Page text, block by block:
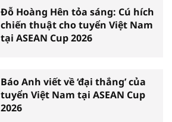
Đỗ Hoàng Hên tỏa sáng: Cú hích
chiến thuật cho tuyển Việt Nam
tại ASEAN Cup 2026
Báo Anh viết về ‘đại thắng’ của
tuyển Việt Nam tại ASEAN Cup
2026